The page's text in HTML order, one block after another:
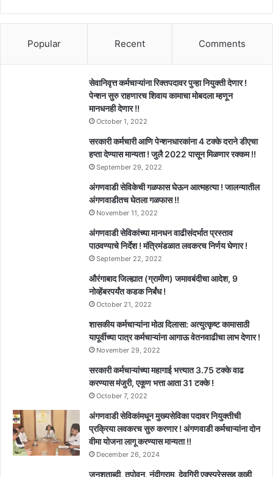
Popular Recent Comments
सेवानिवृत्त कर्मचाऱ्यांना रिक्तपदावर पुन्हा नियुक्ती देणार !
पेन्शन सुरु राहणारच शिवाय कामाचा मोबदला म्हणून
मानधनही देणार !!
October 1, 2022
सरकारी कर्मचारी आणि पेन्शनधारकांना 4 टक्के दराने डीएचा
हप्ता देण्यास मान्यता ! जुलै 2022 पासून मिळणार रक्कम !!
September 29, 2022
अंगणवाडी सेविकेची गळफास घेऊन आत्महत्या ! जालन्यातील
अंगणवाडीतच घेतला गळफास !!
November 11, 2022
अंगणवाडी सेविकांच्या मानधन वाढीसंदर्भात प्रस्ताव
पाठवण्याचे निर्देश ! मंत्रिमंडळात लवकरच निर्णय घेणार !
September 22, 2022
औरंगाबाद जिल्ह्यात (ग्रामीण) जमावबंदीचा आदेश, 9
नोव्हेंबरपर्यंत कडक निर्बंध !
October 21, 2022
शासकीय कर्मचाऱ्यांना मोठा दिलासा: अत्युत्कृष्ट कामासाठी
यापूर्वीच्या पात्र कर्मचाऱ्यांना आगाऊ वेतनवाढीचा लाभ देणार !
November 29, 2022
सरकारी कर्मचाऱ्यांच्या महागाई भत्त्यात 3.75 टक्के वाढ
करण्यास मंजुरी, एकूण भत्ता आता 31 टक्के !
October 7, 2022
अंगणवाडी सेविकांमधून मुख्यसेविका पदावर नियुक्तीची
प्रक्रिया लवकरच सुरु करणार ! अंगणवाडी कर्मचाऱ्यांना दोन
वीमा योजना लागू करण्यास मान्यता !!
December 26, 2024
जनशताब्दी, तपोवन, नंदीग्राम, देवगिरी एक्स्प्रेससह काही